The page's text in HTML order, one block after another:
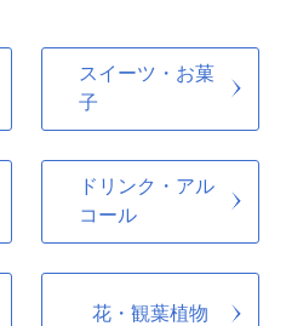
スイーツ・お菓
子
ドリンク・アル
コール
花・観葉植物